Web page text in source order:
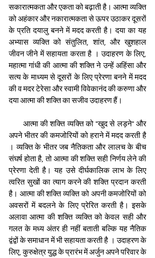
सकारात्मकता और एकता को बढ़ाती है। आत्मा व्यक्ति
को अहंकार और नकारात्मकता से ऊपर उठाकर दूसरों
के प्रति दयालु बनने में मदद करती है। दया का यह
अभ्यास व्यक्ति को संतुलित, शांत, और खुशहाल
जीवन जीने में सहायता करता है । उदाहरण के लिए,
महात्मा गांधी की आत्मा की शक्ति ने उन्हें अहिंसा और
सत्य के माध्यम से दूसरों के लिए प्रेरणा बनने में मदद
की व मदर टेरेसा और स्वामी विवेकानंद की करुणा और
दया आत्मा की शक्ति का सजीव उदाहरण हैं।
आत्मा की शक्ति व्यक्ति को "खुद से लड़ने" और
अपने भीतर की कमजोरियों को हराने में मदद करती है
। व्यक्ति के भीतर जब नैतिकता और लालच के बीच
संघर्ष होता है, तो आत्मा की शक्ति सही निर्णय लेने की
प्रेरणा देती है। यह उसे दीर्घकालिक लाभ के लिए
त्वरित सुखों का त्याग करने की शक्ति प्रदान करती
है। आत्मा की शक्ति व्यक्ति को अपनी कमजोरियों को
अवसरों में बदलने के लिए प्रेरित करती है। इसके
अलावा आत्मा की शक्ति व्यक्ति को केवल सही और
गलत के मध्य अंतर ही नहीं बताती बल्कि यह नैतिक
द्वंद्वों के समाधान में भी सहायता करती है । उदाहरण के
लिए, कुरुक्षेत्र युद्ध के प्रारंभ में अर्जुन अपने परिवार के